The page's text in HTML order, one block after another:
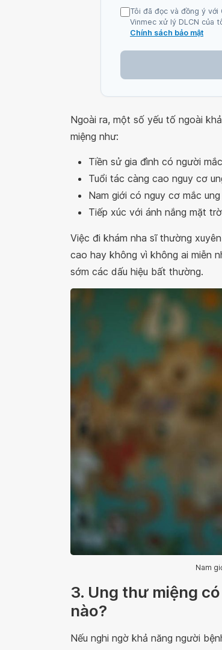
Tôi đã đọc và đồng ý với
Vinmec xử lý DLCN của
Chính sách bảo mật
Ngoài ra, một số yếu tố ngoài
miệng như:
Tiền sử gia đình có người mắc
Tuổi tác càng cao nguy cơ
Nam giới có nguy cơ mắc
Tiếp xúc với ánh nắng mặt
Việc đi khám nha sĩ thường
cao hay không vì không ai miễn
sớm các dấu hiệu bất thường.
Nam
3. Ung thư miệng
nào?
Nếu nghi ngờ khả năng người